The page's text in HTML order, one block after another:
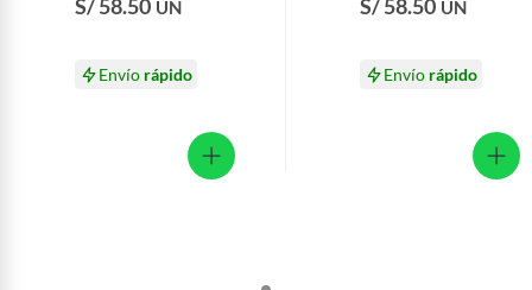
Empaque 72 Und
S/ 58.50 UN
Envío rápido
XXG Empaque 68
S/ 58.50 UN
Envío rápido